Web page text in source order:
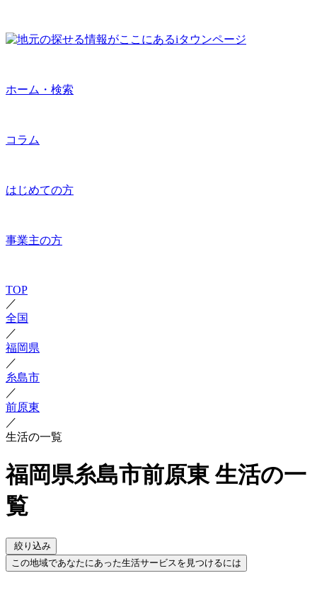
ホーム・検索
コラム
はじめての方
事業主の方
TOP
／
全国
／
福岡県
／
糸島市
／
前原東
／
生活の一覧
福岡県糸島市前原東 生活の一
覧
絞り込み
この地域であなたにあった生活サービスを見つけるには